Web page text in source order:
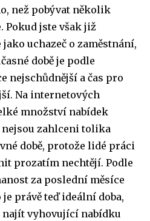
než pobývat několik
Pokud jste však již
uchazeč o zaměstnání,
době je podle
nejschůdnější a čas pro
Na internetových
množství nabídek
nejsou zahlceni tolika
době, protože lidé práci
prozatím nechtějí. Podle
za poslední měsíce
právě teď ideální doba,
najít vyhovující nabídku